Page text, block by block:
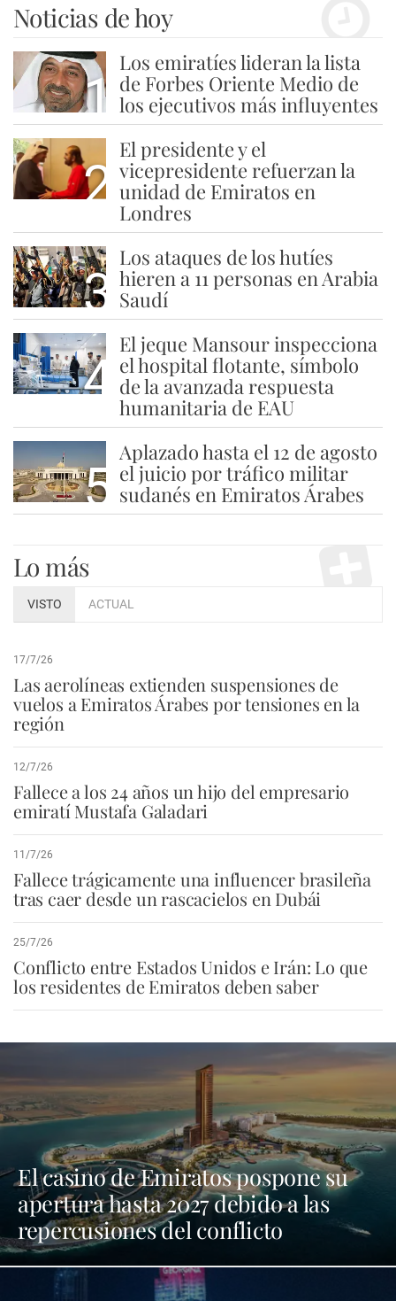
Noticias de hoy
1
Los emiratíes lideran la lista
de Forbes Oriente Medio de
los ejecutivos más influyentes
2
El presidente y el
vicepresidente refuerzan la
unidad de Emiratos en
Londres
3
Los ataques de los hutíes
hieren a 11 personas en Arabia
Saudí
4
El jeque Mansour inspecciona
el hospital flotante, símbolo
de la avanzada respuesta
humanitaria de EAU
5
Aplazado hasta el 12 de agosto
el juicio por tráfico militar
sudanés en Emiratos Árabes
Lo más
VISTO ACTUAL
17/7/26
Las aerolíneas extienden suspensiones de
vuelos a Emiratos Árabes por tensiones en la
región
12/7/26
Fallece a los 24 años un hijo del empresario
emiratí Mustafa Galadari
11/7/26
Fallece trágicamente una influencer brasileña
tras caer desde un rascacielos en Dubái
25/7/26
Conflicto entre Estados Unidos e Irán: Lo que
los residentes de Emiratos deben saber
El casino de Emiratos pospone su
apertura hasta 2027 debido a las
repercusiones del conflicto